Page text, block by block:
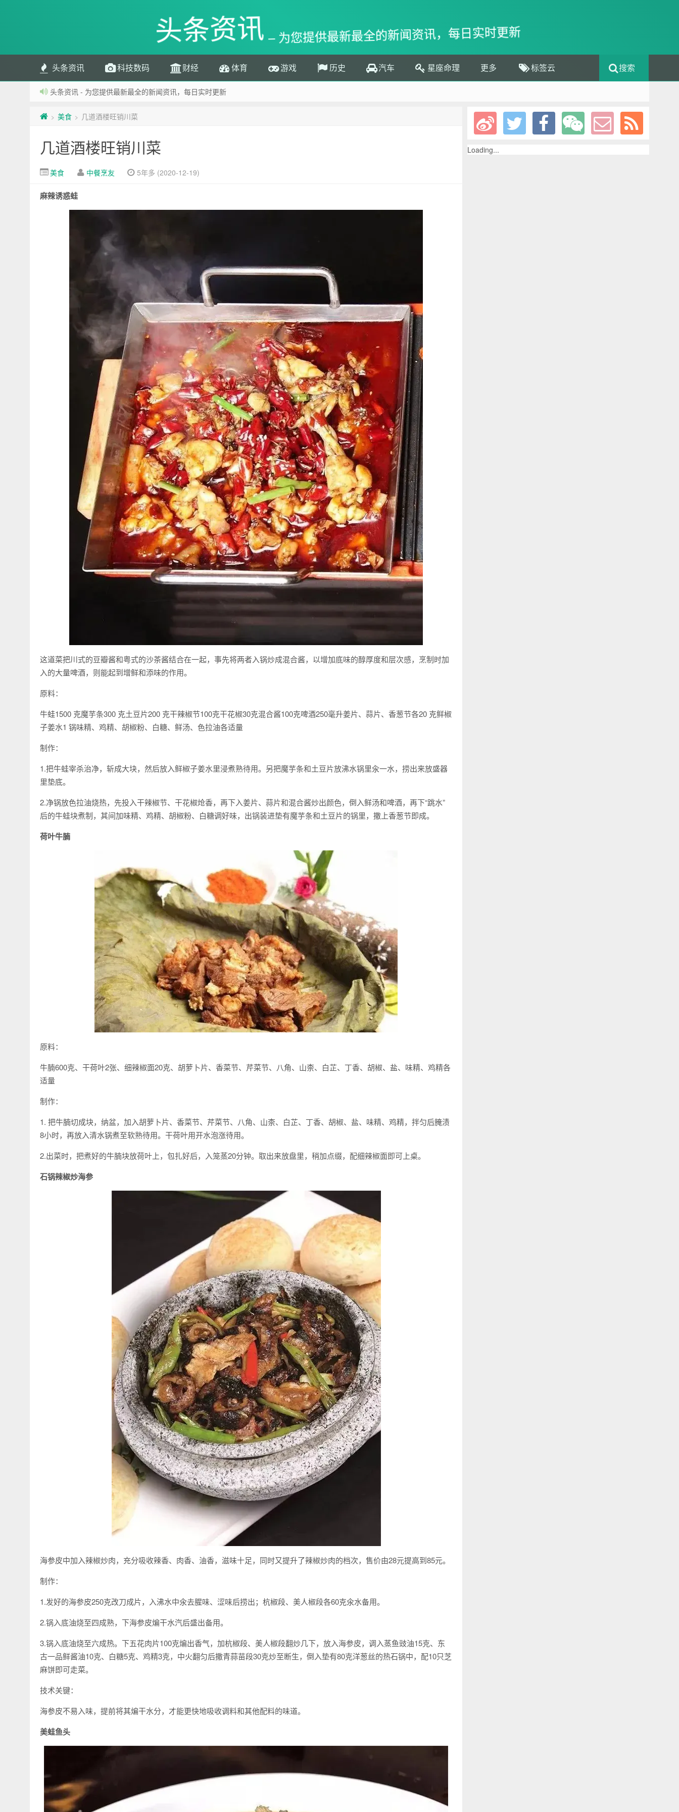
头条资讯– 为您提供最新最全的新闻资讯，每日实时更新
头条资讯 科技数码 财经 体育 游戏 历史 汽车 星座命理 更多 标签云 搜索
头条资讯 - 为您提供最新最全的新闻资讯，每日实时更新
> 美食 > 几道酒楼旺销川菜
几道酒楼旺销川菜
美食 中餐烹友 5年多 (2020-12-19)
麻辣诱惑蛙
这道菜把川式的豆瓣酱和粤式的沙茶酱结合在一起，事先将两者入锅炒成混合酱，以增加底味的醇厚度和层次感，烹制时加
入的大量啤酒，则能起到增鲜和添味的作用。
原料：
牛蛙1500 克魔芋条300 克土豆片200 克干辣椒节100克干花椒30克混合酱100克啤酒250毫升姜片、蒜片、香葱节各20 克鲜椒
子姜水1 锅味精、鸡精、胡椒粉、白糖、鲜汤、色拉油各适量
制作：
1.把牛蛙宰杀治净，斩成大块，然后放入鲜椒子姜水里浸煮熟待用。另把魔芋条和土豆片放沸水锅里汆一水，捞出来放盛器
里垫底。
2.净锅放色拉油烧热，先投入干辣椒节、干花椒炝香，再下入姜片、蒜片和混合酱炒出颜色，倒入鲜汤和啤酒，再下“跳水”
后的牛蛙块煮制，其间加味精、鸡精、胡椒粉、白糖调好味，出锅装进垫有魔芋条和土豆片的锅里，撒上香葱节即成。
荷叶牛腩
原料：
牛腩600克、干荷叶2张、细辣椒面20克、胡萝卜片、香菜节、芹菜节、八角、山柰、白芷、丁香、胡椒、盐、味精、鸡精各
适量
制作：
1. 把牛腩切成块，纳盆，加入胡萝卜片、香菜节、芹菜节、八角、山柰、白芷、丁香、胡椒、盐、味精、鸡精，拌匀后腌渍
8小时，再放入清水锅煮至软熟待用。干荷叶用开水泡涨待用。
2.出菜时，把煮好的牛腩块放荷叶上，包扎好后，入笼蒸20分钟。取出来放盘里，稍加点缀，配细辣椒面即可上桌。
石锅辣椒炒海参
海参皮中加入辣椒炒肉，充分吸收辣香、肉香、油香，滋味十足，同时又提升了辣椒炒肉的档次，售价由28元提高到85元。
制作：
1.发好的海参皮250克改刀成片，入沸水中氽去腥味、涩味后捞出；杭椒段、美人椒段各60克氽水备用。
2.锅入底油烧至四成熟，下海参皮煸干水汽后盛出备用。
3.锅入底油烧至六成热。下五花肉片100克煸出香气，加杭椒段、美人椒段翻炒几下，放入海参皮，调入蒸鱼豉油15克、东
古一品鲜酱油10克、白糖5克、鸡精3克，中火翻匀后撒青蒜苗段30克炒至断生，倒入垫有80克洋葱丝的热石锅中，配10只芝
麻饼即可走菜。
技术关键：
海参皮不易入味，提前将其煸干水分，才能更快地吸收调料和其他配料的味道。
美蛙鱼头
Loading...